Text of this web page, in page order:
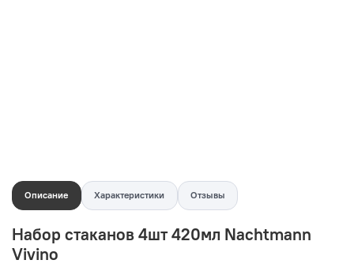
Описание Характеристики Отзывы
Набор стаканов 4шт 420мл Nachtmann
Vivino